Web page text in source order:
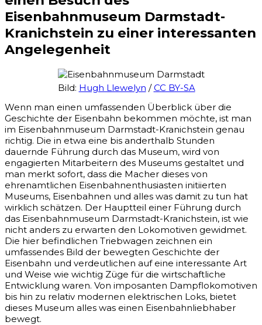
Eisenbahnmuseum Darmstadt-
Kranichstein zu einer interessanten
Angelegenheit
Bild: Hugh Llewelyn /CC BY-SA
Wenn man einen umfassenden Überblick über die
Geschichte der Eisenbahn bekommen möchte, ist man
im Eisenbahnmuseum Darmstadt-Kranichstein genau
richtig. Die in etwa eine bis anderthalb Stunden
dauernde Führung durch das Museum, wird von
engagierten Mitarbeitern des Museums gestaltet und
man merkt sofort, dass die Macher dieses von
ehrenamtlichen Eisenbahnenthusiasten initiierten
Museums, Eisenbahnen und alles was damit zu tun hat
wirklich schätzen. Der Hauptteil einer Führung durch
das Eisenbahnmuseum Darmstadt-Kranichstein, ist wie
nicht anders zu erwarten den Lokomotiven gewidmet.
Die hier befindlichen Triebwagen zeichnen ein
umfassendes Bild der bewegten Geschichte der
Eisenbahn und verdeutlichen auf eine interessante Art
und Weise wie wichtig Züge für die wirtschaftliche
Entwicklung waren. Von imposanten Dampflokomotiven
bis hin zu relativ modernen elektrischen Loks, bietet
dieses Museum alles was einen Eisenbahnliebhaber
bewegt.